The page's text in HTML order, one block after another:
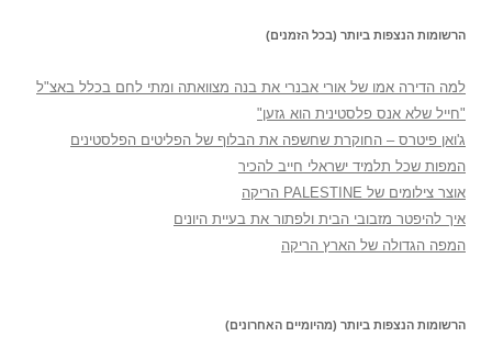
הרשומות הנצפות ביותר (בכל הזמנים)
למה הדירה אמו של אורי אבנרי את בנה מצוואתה ומתי לחם בכלל באצ"ל
"חייל שלא אנס פלסטינית הוא גזען"
ג'ואן פיטרס – החוקרת שחשפה את הבלוף של הפליטים הפלסטינים
המפות שכל תלמיד ישראלי חייב להכיר
אוצר צילומים של PALESTINE הריקה
איך להיפטר מזבובי הבית ולפתור את בעיית היונים
המפה הגדולה של הארץ הריקה
הרשומות הנצפות ביותר (מהיומיים האחרונים)